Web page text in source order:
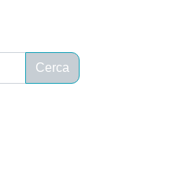
Cerca